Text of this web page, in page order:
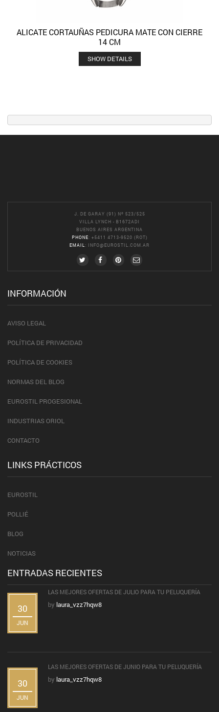
ALICATE CORTAUÑAS PEDICURA MATE CON CIERRE
14 CM
SHOW DETAILS
J. DE GARAY (91) Nº 523/525
VILLA LYNCH - B1672ADI
BUENOS AIRES ARGENTINA
PHONE: +5411 4713-9520 (ROT)
EMAIL : INFO@EUROSTIL.COM.AR
INFORMACIÓN
AVISO LEGAL
POLÍTICA DE PRIVACIDAD
POLÍTICA DE COOKIES
NORMAS DEL BLOG
EUROSTIL PROGESIONAL
INDUSTRIAS ORIOL
CONTACTO
LINKS PRÁCTICOS
EUROSTIL
POLLIÉ
BLOG
NOTICIAS
ENTRADAS RECIENTES
30
JUN
LAS MEJORES OFERTAS DE JULIO PARA TU PELUQUERÍA
by laura_vzz7hqw8
30
JUN
LAS MEJORES OFERTAS DE JUNIO PARA TU PELUQUERÍA
by laura_vzz7hqw8